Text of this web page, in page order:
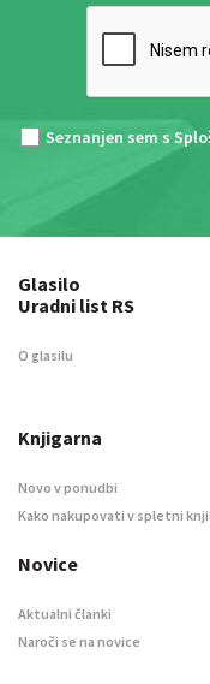
Seznanjen sem s
Glasilo
Uradni list RS
O glasilu
Knjigarna
Novo v ponudbi
Kako nakupovati v spletni
Novice
Aktualni članki
Naroči se na novice